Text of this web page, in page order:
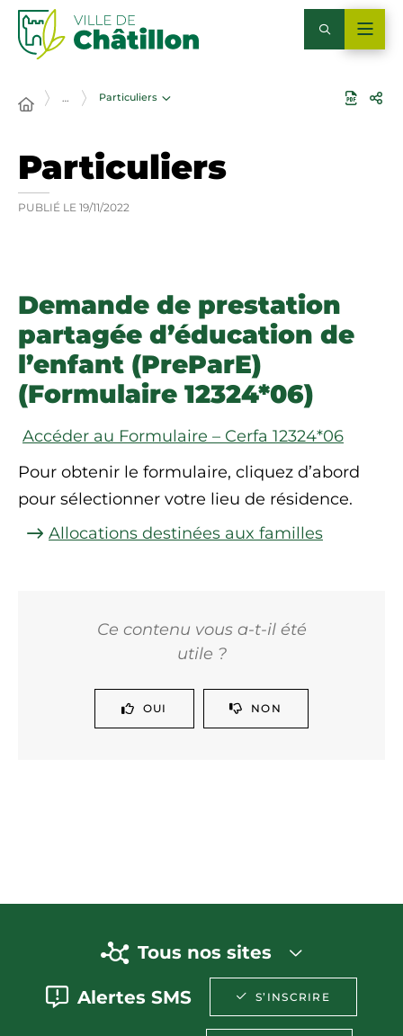
… Particuliers
Particuliers
PUBLIÉ LE 19/11/2022
Demande de prestation
partagée d’éducation de
l’enfant (PreParE)
(Formulaire 12324*06)
Accéder au Formulaire – Cerfa 12324*06
Pour obtenir le formulaire, cliquez d’abord
pour sélectionner votre lieu de résidence.
Allocations destinées aux familles
Ce contenu vous a-t-il été
utile ?
OUI NON
Tous nos sites
Alertes SMS S’INSCRIRE